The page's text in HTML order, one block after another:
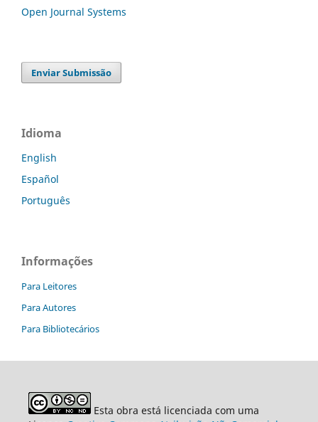
Open Journal Systems
Enviar Submissão
Idioma
English
Español
Português
Informações
Para Leitores
Para Autores
Para Bibliotecários
Esta obra está licenciada com uma